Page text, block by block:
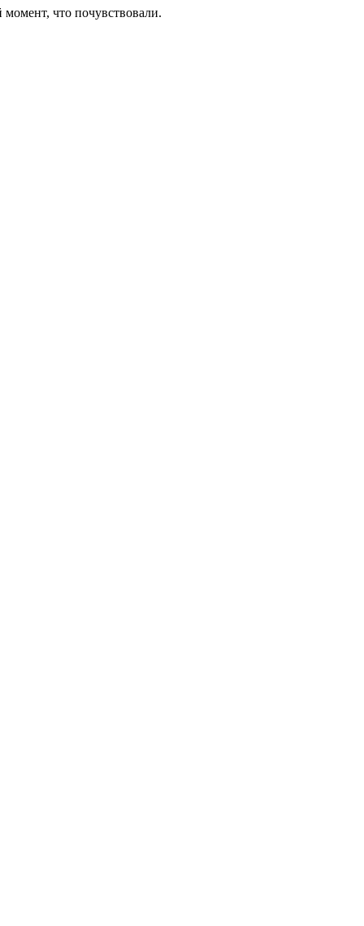
что почувствовали.